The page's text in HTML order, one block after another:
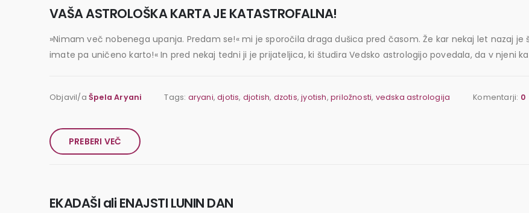
VAŠA ASTROLOŠKA KARTA JE KATASTROFALNA!
»Nimam več nobenega upanja. Predam se!« mi je sporočila draga dušica pred časom. Že kar nekaj let nazaj je
imate pa uničeno karto!« In pred nekaj tedni ji je prijateljica, ki študira Vedsko astrologijo povedala, da v njeni
Objavil/a Špela Aryani Tags: aryani,djotis, djotish, dzotis,jyotish,priložnosti, vedska astrologija Komentarji: 0
PREBERI VEČ
EKADAŠI ali ENAJSTI LUNIN DAN